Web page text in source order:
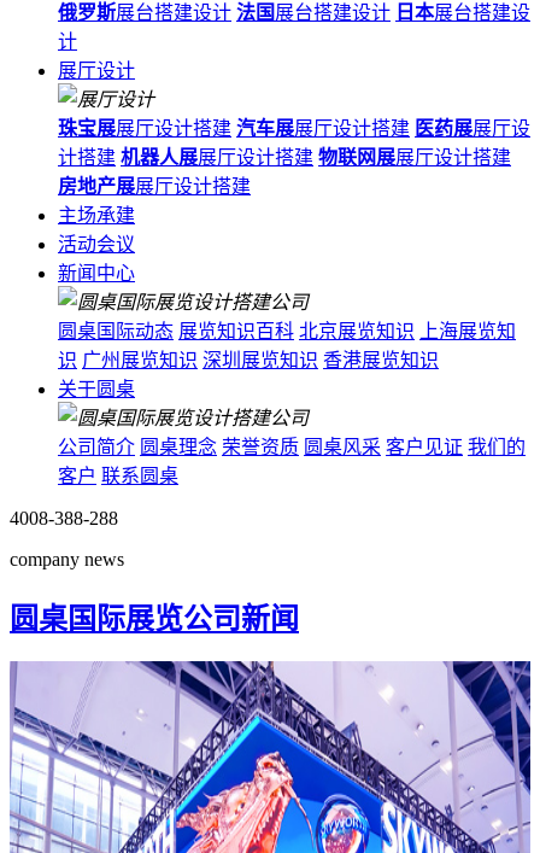
俄罗斯展台搭建设计 法国 展台搭建设计 日本展台搭建设
计
展厅设计
珠宝展展厅设计搭建 汽车展展厅设计搭建 医药展展厅设
计搭建 机器人展展厅设计搭建 物联网展展厅设计搭建
房地产展展厅设计搭建
主场承建
活动会议
新闻中心
圆桌国际动态 展览知识百科 北京展览知识
上海展览知
识 广州展览知识 深圳展览知识 香港展览知识
关于圆桌
公司简介 圆桌理念 荣誉资质 圆桌风采 客户见证 我们的
客户 联系圆桌
4008-388-288
company news
圆桌国际展览公司新闻